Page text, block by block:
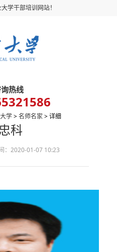
学干部培训网站！
热线
学>名师名家> 详细
科
：2020-01-07 10:23